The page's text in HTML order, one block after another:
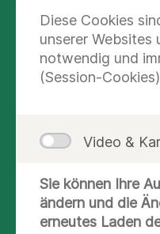
verfolgen wir einen
Behandlungsansatz,
Chronische
Depressionen
zwei Jahren ohne
bestehen. In vielen
Depressionen
Diese Cookies
unserer Websites
notwendig und
(Session-
Video &
Sie können Ihre
ändern und die
erneutes Laden